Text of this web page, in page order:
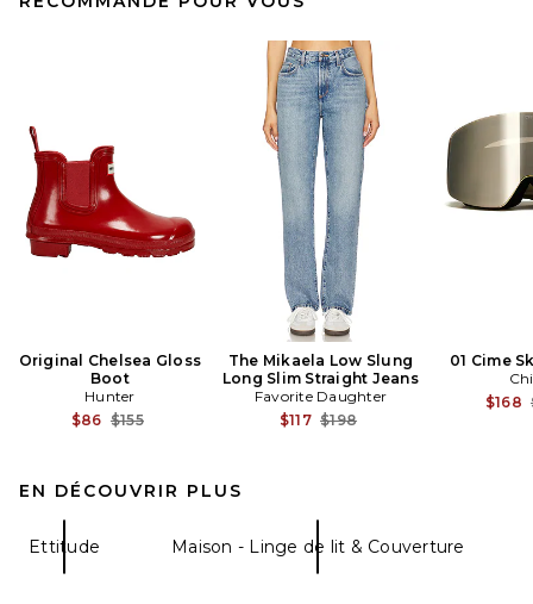
Original Chelsea Gloss
Boot
Hunter
$86 Previous price:
$155
The Mikaela Low Slung
Long Slim Straight Jeans
Favorite Daughter
$117 Previous price:
$198
01 Cime
$168
EN DÉCOUVRIR PLUS
Ettitude Maison - Linge de lit & Couverture